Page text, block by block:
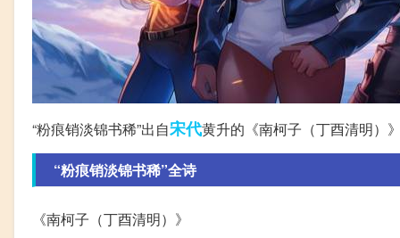
“粉痕销淡锦书稀”出自宋代黄升的《南柯子（丁酉清明）
“粉痕销淡锦书稀”全诗
《南柯子（丁酉清明）》